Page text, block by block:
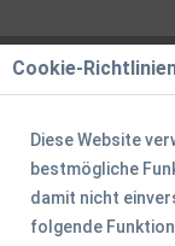
Cookie-
Diese Website
bestmögliche
damit nicht
folgende